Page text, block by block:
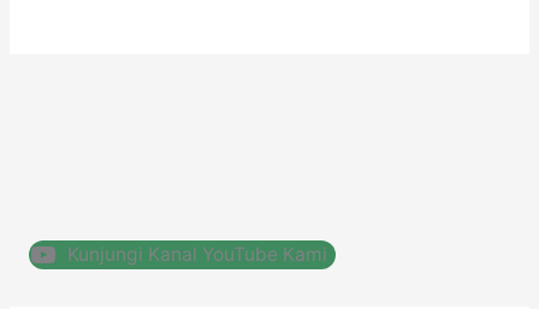
Kunjungi Kanal YouTube Kami